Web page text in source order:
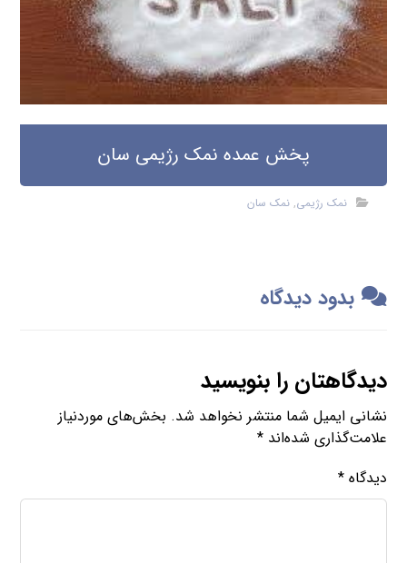
پخش عمده نمک رژیمی سان
نمک رژیمی,نمک سان
بدود دیدگاه
دیدگاهتان را بنویسید
نشانی ایمیل شما منتشر نخواهد شد. بخش‌های موردنیاز
علامت‌گذاری شده‌اند*
دیدگاه*